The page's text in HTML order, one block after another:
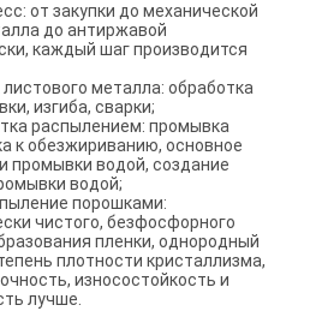
от закупки до механической
до антиржавой
каждый шаг производится
металла: обработка
изгиба, сварки;
распылением: промывка
к обезжириванию, основное
промывки водой, создание
водой;
порошками:
чистого, безфосфорного
пленки, однородный
плотности кристаллизма,
износостойкость и
лучше.